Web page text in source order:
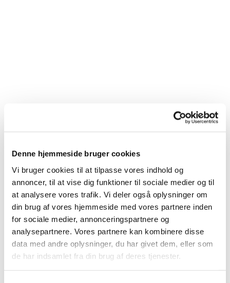
Denne hjemmeside bruger cookies
Vi bruger cookies til at tilpasse vores indhold og
annoncer, til at vise dig funktioner til sociale medier og til
at analysere vores trafik. Vi deler også oplysninger om
din brug af vores hjemmeside med vores partnere inden
for sociale medier, annonceringspartnere og
analysepartnere. Vores partnere kan kombinere disse
data med andre oplysninger, du har givet dem, eller som
de har indsamlet fra din brug af deres tjenester.